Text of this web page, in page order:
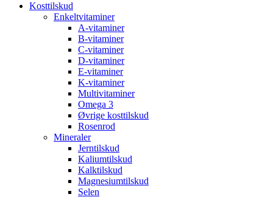
Kosttilskud
Enkeltvitaminer
A-vitaminer
B-vitaminer
C-vitaminer
D-vitaminer
E-vitaminer
K-vitaminer
Multivitaminer
Omega 3
Øvrige kosttilskud
Rosenrod
Mineraler
Jerntilskud
Kaliumtilskud
Kalktilskud
Magnesiumtilskud
Selen